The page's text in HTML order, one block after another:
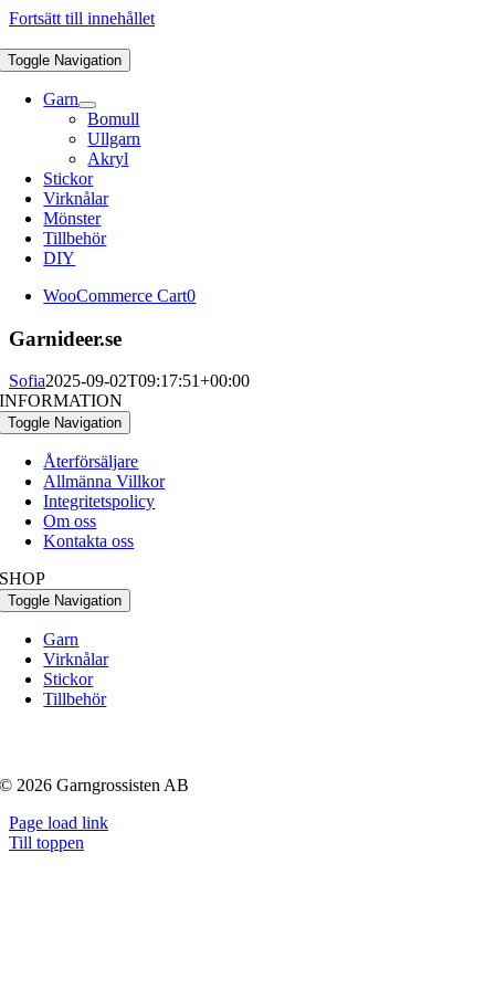
Fortsätt till innehållet
Toggle Navigation
Garn
Bomull
Ullgarn
Akryl
Stickor
Virknålar
Mönster
Tillbehör
DIY
WooCommerce Cart0
Garnideer.se
Sofia2025-09-02T09:17:51+00:00
INFORMATION
Toggle Navigation
Återförsäljare
Allmänna Villkor
Integritetspolicy
Om oss
Kontakta oss
SHOP
Toggle Navigation
Garn
Virknålar
Stickor
Tillbehör
© 2026 Garngrossisten AB
Page load link
Till toppen